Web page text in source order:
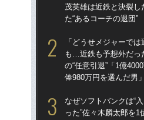
茂英雄は近鉄と決裂し
た“あるコーチの退団”
「どうせメジャーで
も…近鉄も予想外だっ
の“任意引退”「1億
俸980万円を選んだ男」
なぜソフトバンクは“
った”佐々木麟太郎を1